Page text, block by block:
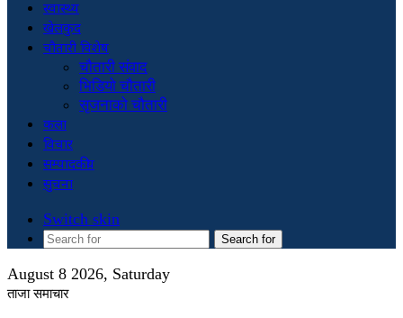
स्वास्थ्य
खेलकुद
चौतारी विशेष
चौतारी संवाद
भिडियो चौतारी
सृजनाको चौतारी
कला
विचार
सम्पादकीय
सुचना
Switch skin
Search for
August 8 2026, Saturday
ताजा समाचार